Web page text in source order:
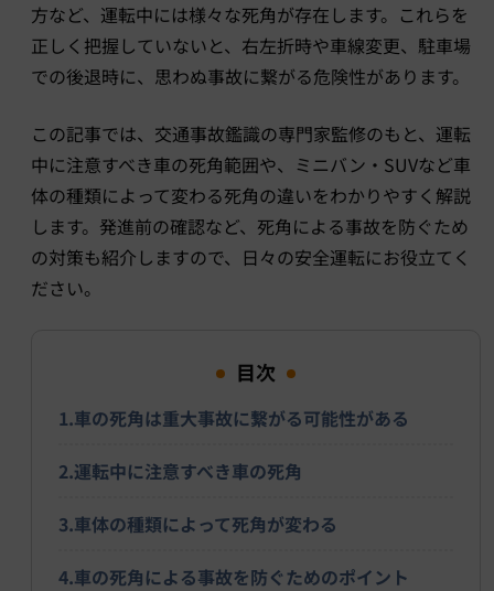
方など、運転中には様々な死角が存在します。これらを
正しく把握していないと、右左折時や車線変更、駐車場
での後退時に、思わぬ事故に繋がる危険性があります。
この記事では、交通事故鑑識の専門家監修のもと、運転
中に注意すべき車の死角範囲や、ミニバン・SUVなど車
体の種類によって変わる死角の違いをわかりやすく解説
します。発進前の確認など、死角による事故を防ぐため
の対策も紹介しますので、日々の安全運転にお役立てく
ださい。
目次
1.車の死角は重大事故に繋がる可能性がある
2.運転中に注意すべき車の死角
3.車体の種類によって死角が変わる
4.車の死角による事故を防ぐためのポイント